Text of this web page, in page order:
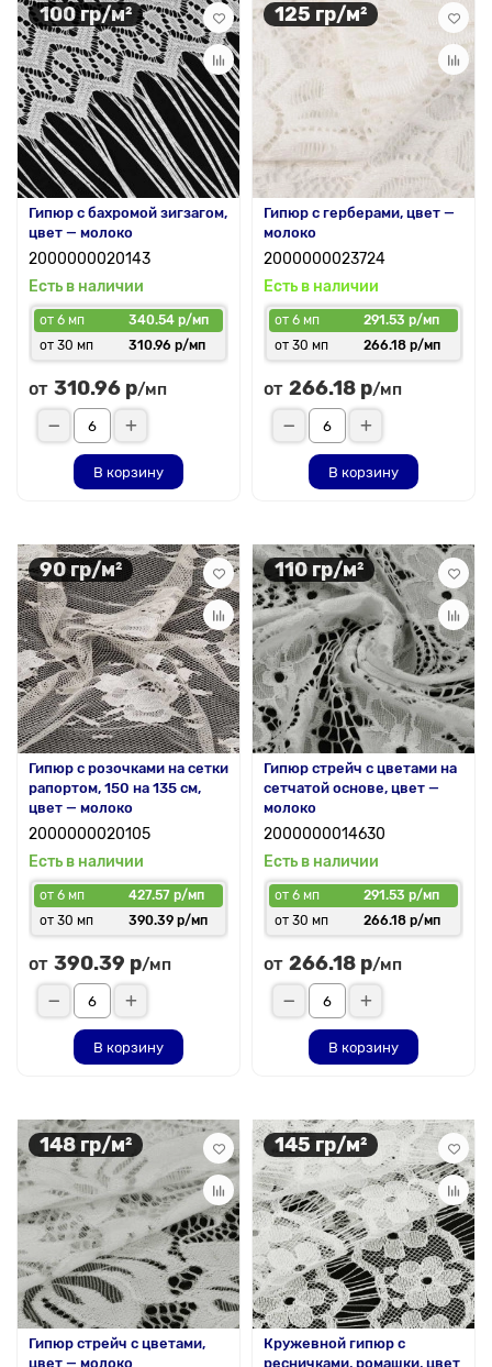
100 гр/м²
Гипюр с бахромой зигзагом,
цвет — молоко
2000000020143
Есть в наличии
от 6 мп
340.54 р/мп
от 30 мп
310.96 р/мп
от 310.96 р/мп
В корзину
125 гр/м²
Гипюр с герберами, цвет —
молоко
2000000023724
Есть в наличии
от 6 мп
291.53 р/мп
от 30 мп
266.18 р/мп
от 266.18 р/мп
В корзину
90 гр/м²
Гипюр с розочками на сетки
рапортом, 150 на 135 см,
цвет — молоко
2000000020105
Есть в наличии
от 6 мп
427.57 р/мп
от 30 мп
390.39 р/мп
от 390.39 р/мп
В корзину
110 гр/м²
Гипюр стрейч с цветами на
сетчатой основе, цвет —
молоко
2000000014630
Есть в наличии
от 6 мп
291.53 р/мп
от 30 мп
266.18 р/мп
от 266.18 р/мп
В корзину
148 гр/м²
Гипюр стрейч с цветами,
цвет — молоко
145 гр/м²
Кружевной гипюр с
ресничками, ромашки, цвет